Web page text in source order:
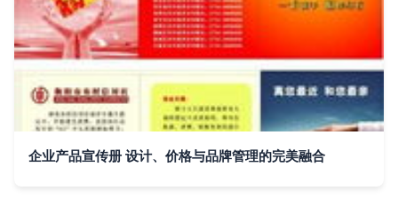
企业产品宣传册 设计、价格与品牌管理的完美融合